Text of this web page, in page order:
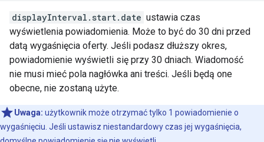
displayInterval.start.date ustawia czas
wyświetlenia powiadomienia. Może to być do 30 dni przed
datą wygaśnięcia oferty. Jeśli podasz dłuższy okres,
powiadomienie wyświetli się przy 30 dniach. Wiadomość
nie musi mieć pola nagłówka ani treści. Jeśli będą one
obecne, nie zostaną użyte.
Uwaga: użytkownik może otrzymać tylko 1 powiadomienie o
wygaśnięciu. Jeśli ustawisz niestandardowy czas jej wygaśnięcia,